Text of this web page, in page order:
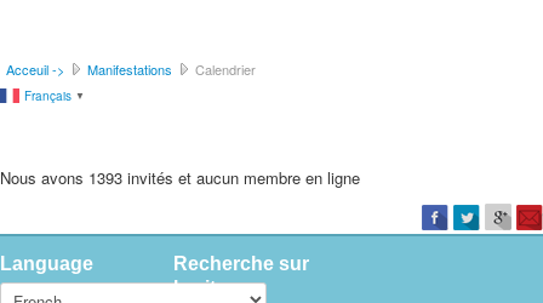
Acceuil -> Manifestations Calendrier
Français ▼
Nous avons 1393 invités et aucun membre en ligne
Language
Recherche sur
le site